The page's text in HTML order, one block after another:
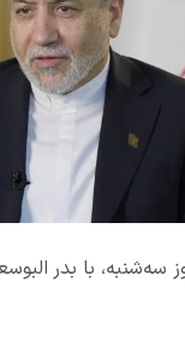
سه‌شنبه، با بدر